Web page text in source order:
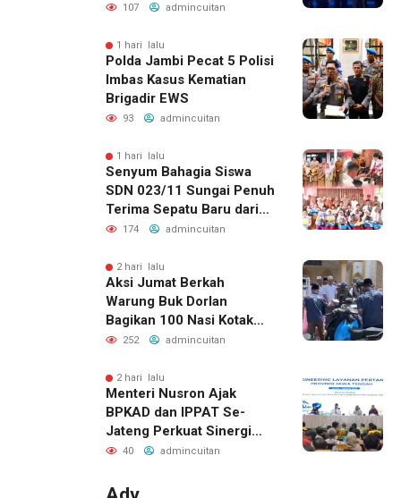
107 admincuitan
1 hari lalu
Polda Jambi Pecat 5 Polisi
Imbas Kasus Kematian
Brigadir EWS
93 admincuitan
1 hari lalu
Senyum Bahagia Siswa
SDN 023/11 Sungai Penuh
Terima Sepatu Baru dari
Kapolres Kerinci
174 admincuitan
2 hari lalu
Aksi Jumat Berkah
Warung Buk Dorlan
Bagikan 100 Nasi Kotak
dan Jus Gratis
252 admincuitan
2 hari lalu
Menteri Nusron Ajak
BPKAD dan IPPAT Se-
Jateng Perkuat Sinergi
Wujudkan Transformasi
40 admincuitan